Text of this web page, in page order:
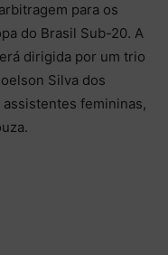
para os
do Brasil Sub-20. A
dirigida por um trio
Silva dos
femininas,